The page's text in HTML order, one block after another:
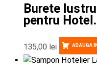
Burete
pentru
135,00 lei ADAUGA